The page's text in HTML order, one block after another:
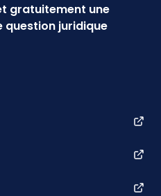
gratuitement une
question juridique